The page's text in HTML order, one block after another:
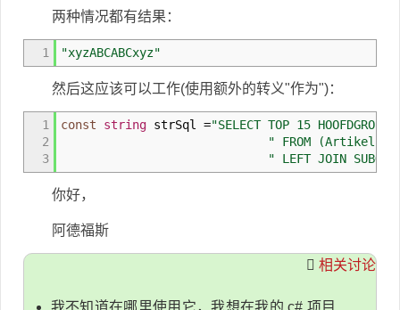
两种情况都有结果：
1 "xyzABCABCxyz"
然后这应该可以工作(使用额外的转义"作为")：
1
2
3
const string strSql ="SELECT TOP 15
" FROM (Artikels
" LEFT JOIN
你好，
阿德福斯
相关讨论
我不知道在哪里使用它，我想在我的 c# 项目